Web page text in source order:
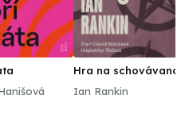
Hra na schovávanou
Ian Rankin